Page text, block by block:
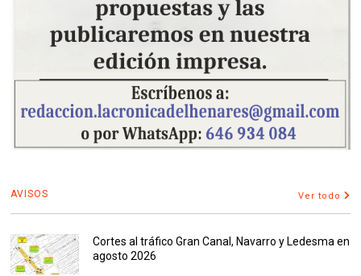
AVISOS Ver todo
Cortes al tráfico Gran Canal, Navarro y Ledesma en
agosto 2026